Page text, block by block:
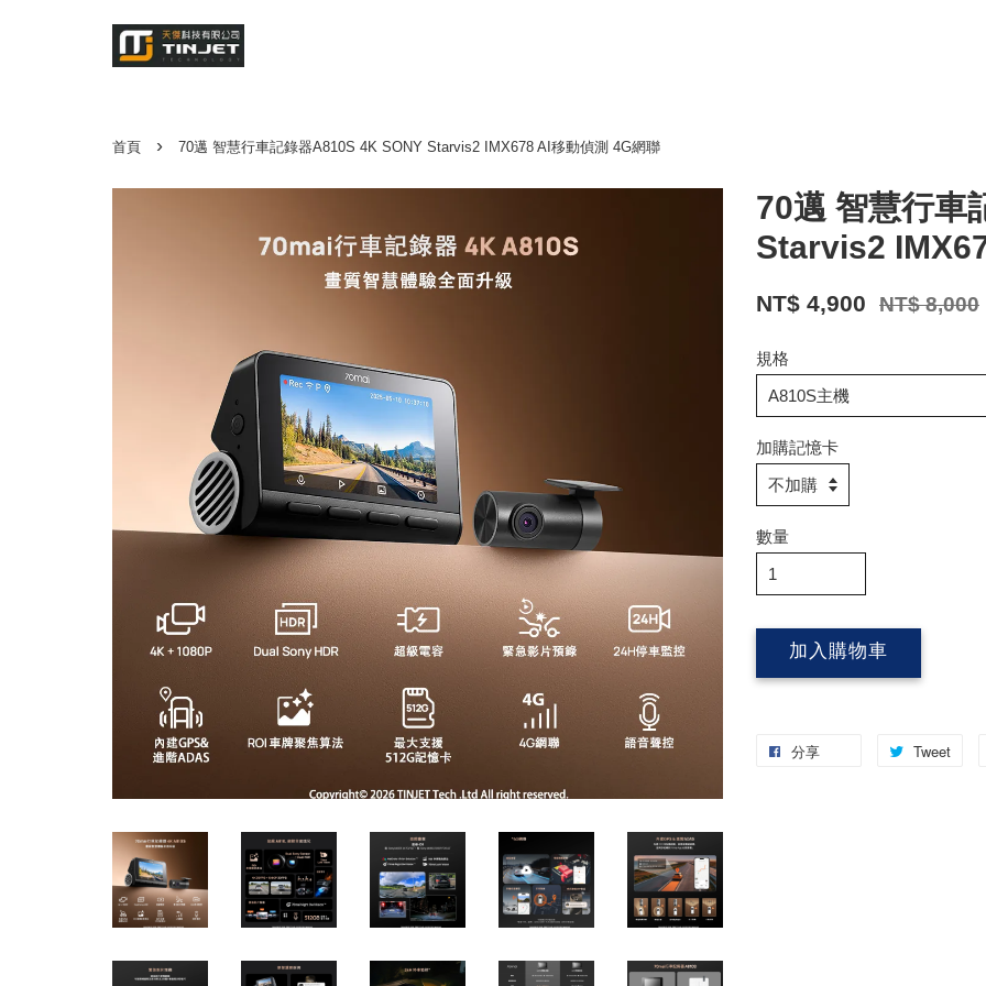
首頁 › 70邁 智慧行車記錄器A810S 4K SONY Starvis2 IMX678 AI移動偵測 4G網聯
70邁 智慧行車
Starvis2
NT$ 4,900 NT$ 8,000
規格
加購記憶卡
數量
加入購物車
分享 Tweet